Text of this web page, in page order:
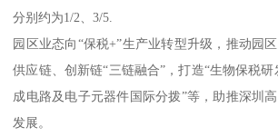
分别约为1/2、3/5.
园区业态向“保税+”生产业转型升级，推动园
供应链、创新链“三链融合”，打造“生物保税研
成电路及电子元器件国际分拨”等，助推深圳
发展。